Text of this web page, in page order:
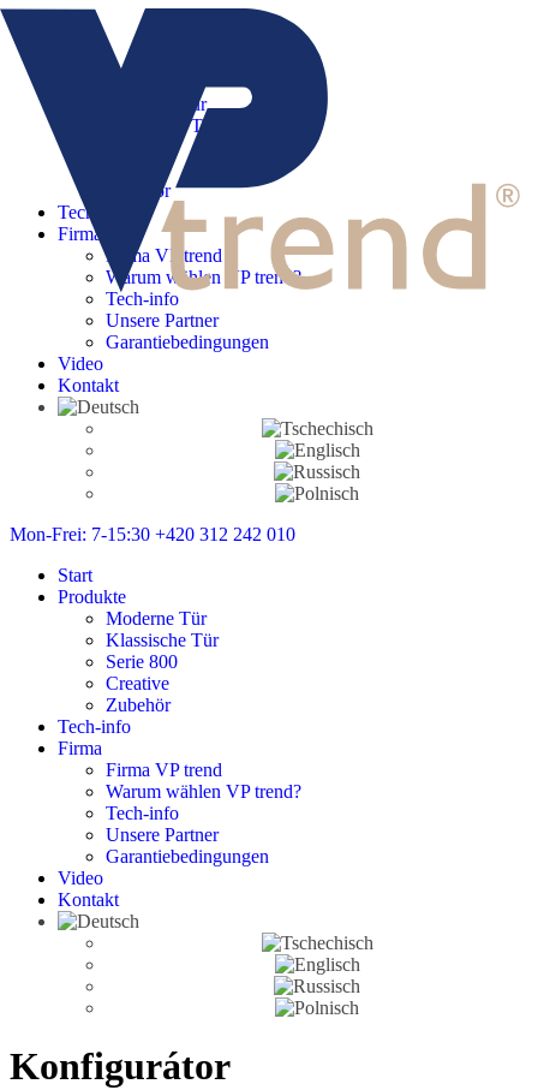
Moderne Tür
Klassische Tür
Zubehör
Tech-info
Firma
Firma VP trend
Warum wählen VP trend?
Tech-info
Unsere Partner
Garantiebedingungen
Video
Kontakt
Mon-Frei: 7-15:30 +420 312 242 010
Start
Produkte
Moderne Tür
Klassische Tür
Serie 800
Creative
Zubehör
Tech-info
Firma
Firma VP trend
Warum wählen VP trend?
Tech-info
Unsere Partner
Garantiebedingungen
Video
Kontakt
Konfigurátor